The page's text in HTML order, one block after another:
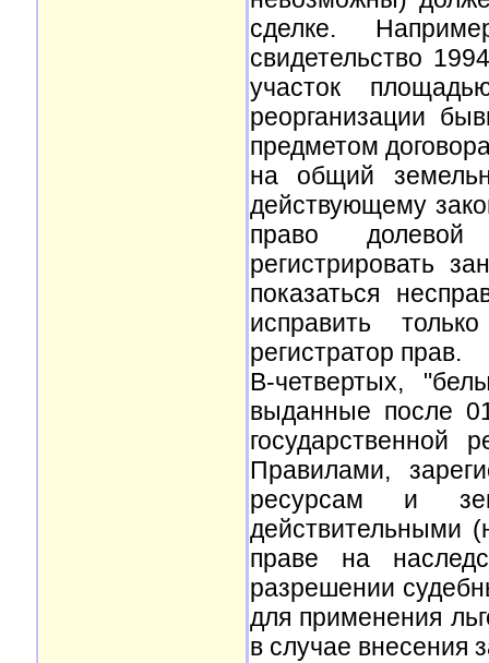
сделке.
свидетельство
участок
реорганизации
предметом
на общий
действующему
право долевой
регистрировать
показаться
исправить
регистратор прав.
В-четвертых,
выданные после
государственной
Правилами,
ресурсам и
действительными
праве на
разрешении
для применения
в случае внесения